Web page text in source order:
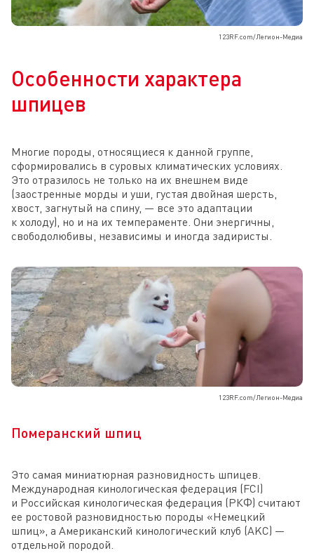
123RF.com/Легион-Медиа
Особенности характера
шпицев
Многие породы, относящиеся к данной группе,
сформировались в суровых климатических условиях.
Это отразилось не только на их внешнем виде
(заостренные морды и уши, густая двойная шерсть,
хвост, загнутый на спину, — все это адаптации
к холоду), но и на их темпераменте. Они энергичны,
свободолюбивы, независимы и иногда задиристы.
123RF.com/Легион-Медиа
Померанский шпиц
Это самая миниатюрная разновидность шпицев.
Международная кинологическая федерация (FCI)
и Российская кинологическая федерация (РКФ) считают
ее ростовой разновидностью породы «Немецкий
шпиц», а Американский кинологический клуб (AKC) —
отдельной породой.